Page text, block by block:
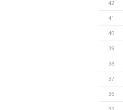
42
41
40
39
38
37
36